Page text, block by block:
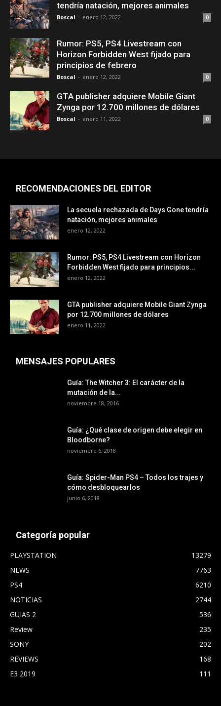
tendría natación, mejores animales
Boscal - enero 12, 2022 0
Rumor: PS5, PS4 Livestream con
Horizon Forbidden West fijado para
principios de febrero
Boscal - enero 12, 2022 0
GTA publisher adquiere Mobile Giant
Zynga por 12.700 millones de dólares
Boscal - enero 11, 2022 0
RECOMENDACIONES DEL EDITOR
La secuela rechazada de Days Gone tendría
natación, mejores animales
enero 12, 2022
Rumor: PS5, PS4 Livestream con Horizon
Forbidden West fijado para principios...
enero 12, 2022
GTA publisher adquiere Mobile Giant Zynga
por 12.700 millones de dólares
enero 11, 2022
MENSAJES POPULARES
Guía: The Witcher 3: El carácter de la
mutación de la...
noviembre 18, 2016
Guía: ¿Qué clase de origen debe elegir en
Bloodborne?
noviembre 6, 2018
Guía: Spider-Man PS4 – Todos los trajes y
cómo desbloquearlos
junio 6, 2018
Categoría popular
PLAYSTATION
13279
NEWS
7763
PS4
6210
NOTICIAS
2744
GUIAS 2
536
Review
235
SONY
202
REVIEWS
168
E3 2019
111